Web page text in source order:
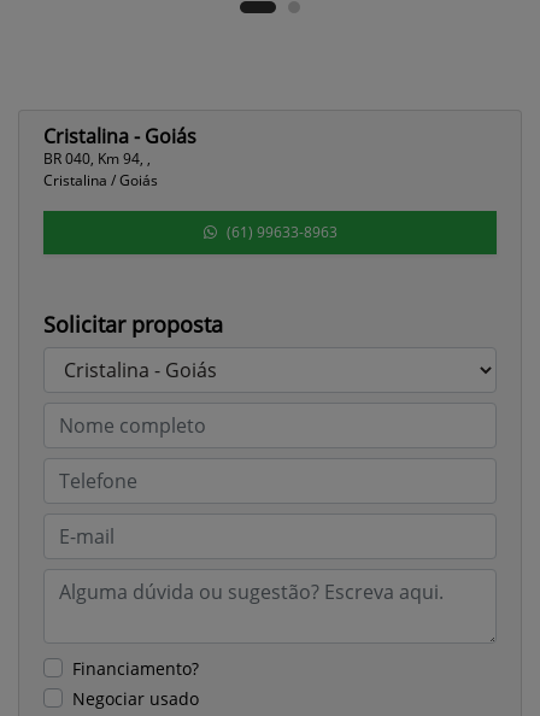
Cristalina - Goiás
BR 040, Km 94, ,
Cristalina / Goiás
(61) 99633-8963
Solicitar proposta
Financiamento?
Negociar usado